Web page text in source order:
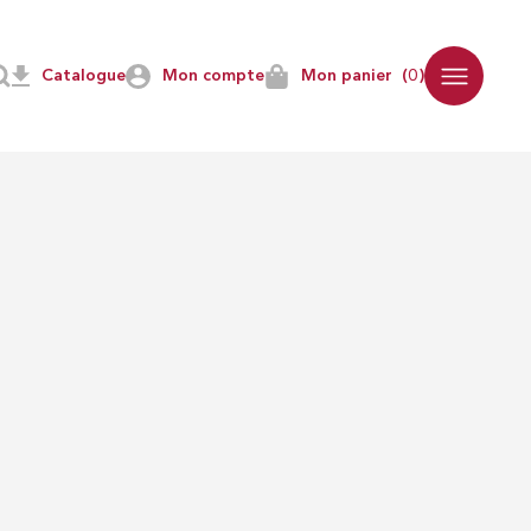
Mon compte Mon panier (0)
Catalogue